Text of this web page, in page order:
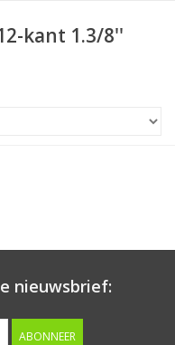
kant 1.3/8''
nieuwsbrief:
ABONNEER